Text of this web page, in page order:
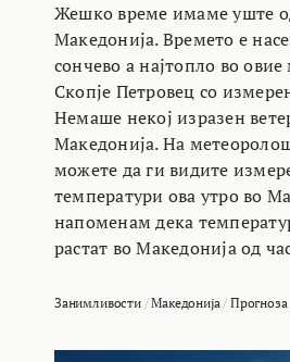
Жешко време имаме уште
Македонија. Времето е
сончево а најтопло во
Скопје Петровец со
Немаше некој изразен
Македонија. На
можете да ги видите
температури ова утро во
напоменам дека
растат во Македонија од
Занимливости/Македонија/Прогноза